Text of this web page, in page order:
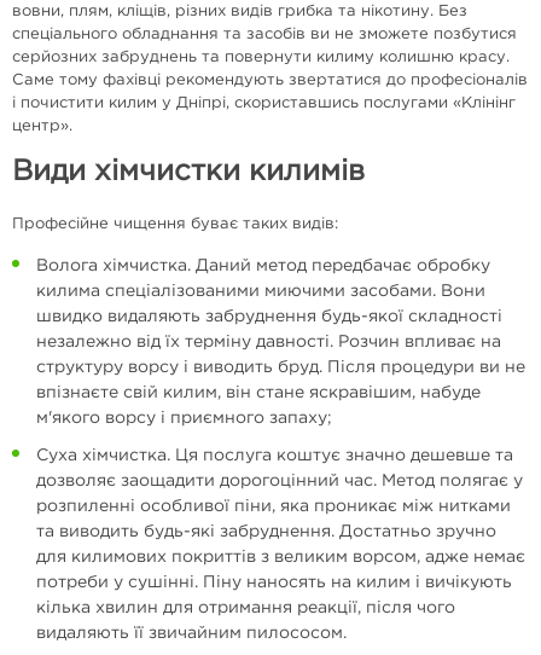
вовни, плям, кліщів, різних видів грибка та нікотину. Без
спеціального обладнання та засобів ви не зможете позбутися
серйозних забруднень та повернути килиму колишню красу.
Саме тому фахівці рекомендують звертатися до професіоналів
і почистити килим у Дніпрі, скориставшись послугами «Клінінг
центр».
Види хімчистки килимів
Професійне чищення буває таких видів:
Волога хімчистка. Даний метод передбачає обробку
килима спеціалізованими миючими засобами. Вони
швидко видаляють забруднення будь-якої складності
незалежно від їх терміну давності. Розчин впливає на
структуру ворсу і виводить бруд. Після процедури ви не
впізнаєте свій килим, він стане яскравішим, набуде
м'якого ворсу і приємного запаху;
Суха хімчистка. Ця послуга коштує значно дешевше та
дозволяє заощадити дорогоцінний час. Метод полягає у
розпиленні особливої ​​піни, яка проникає між нитками
та виводить будь-які забруднення. Достатньо зручно
для килимових покриттів з великим ворсом, адже немає
потреби у сушінні. Піну наносять на килим і вичікують
кілька хвилин для отримання реакції, після чого
видаляють її звичайним пилососом.